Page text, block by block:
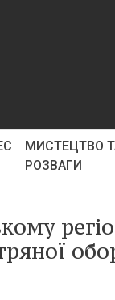
МИСТЕЦТВО
РОЗВАГИ